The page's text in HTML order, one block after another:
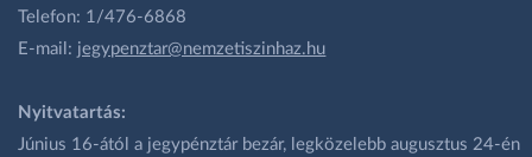
Telefon: 1/476-6868
E-mail: jegypenztar@nemzetiszinhaz.hu
Nyitvatartás:
Június 16-ától a jegypénztár bezár, legközelebb augusztus 24-én